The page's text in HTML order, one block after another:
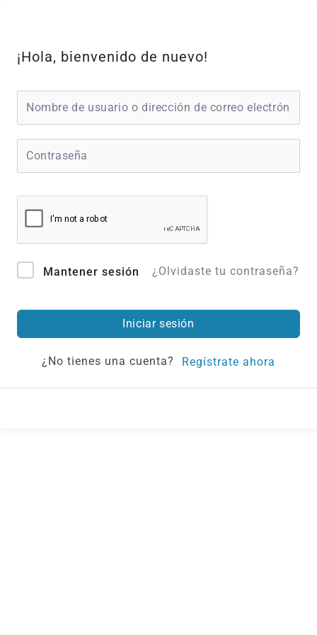
contenido
¡Hola, bienvenido de nuevo!
Mantener sesión ¿Olvidaste tu contraseña?
Iniciar sesión
¿No tienes una cuenta? Regístrate ahora